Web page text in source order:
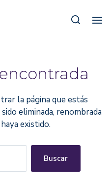
la página que estás
eliminada, renombrada
existido.